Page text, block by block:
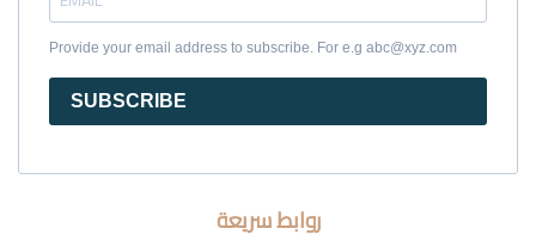
Provide your email address to subscribe. For e.g abc@xyz.com
SUBSCRIBE
روابط سريعة